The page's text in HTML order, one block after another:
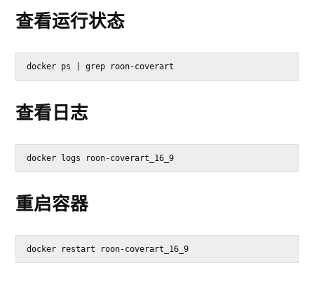
查看运行状态
docker ps | grep roon-coverart
查看日志
docker logs roon-coverart_16_9
重启容器
docker restart roon-coverart_16_9